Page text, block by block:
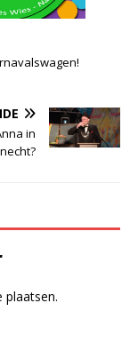
in
plaatsen.